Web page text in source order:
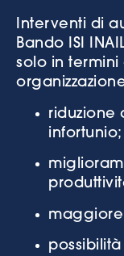
Interventi di
Bando ISI
solo in termini
riduzione
infortunio;
maggiore